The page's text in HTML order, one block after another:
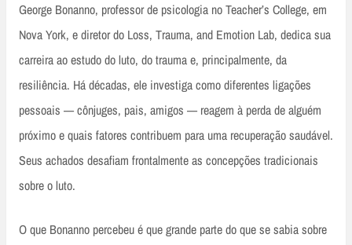
George Bonanno, professor de psicologia no Teacher’s College, em
Nova York, e diretor do Loss, Trauma, and Emotion Lab, dedica sua
carreira ao estudo do luto, do trauma e, principalmente, da
resiliência. Há décadas, ele investiga como diferentes ligações
pessoais — cônjuges, pais, amigos — reagem à perda de alguém
próximo e quais fatores contribuem para uma recuperação saudável.
Seus achados desafiam frontalmente as concepções tradicionais
sobre o luto.
O que Bonanno percebeu é que grande parte do que se sabia sobre